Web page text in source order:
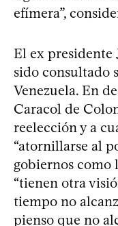
efímera”,
El ex presidente
sido consultado
Venezuela. En
Caracol de
reelección y a
“atornillarse al
gobiernos como
“tienen otra
tiempo no
pienso que no